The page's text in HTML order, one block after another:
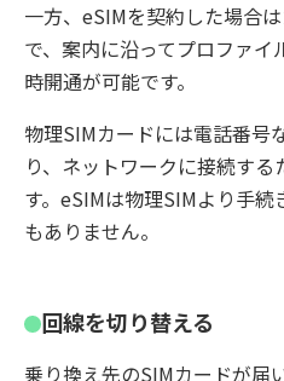
一方、eSIMを契約した場合
で、案内に沿ってプロファ
時開通が可能です。
物理SIMカードには電話番号
り、ネットワークに接続す
す。eSIMは物理SIMより手
もありません。
回線を切り替える
乗り換え先のSIMカードが届